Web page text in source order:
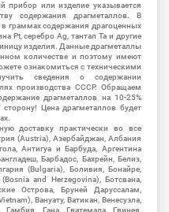
прибор или изделие указывается
содержания драгметаллов. В
граммах содержания драгоценных
Pt, серебро Ag, тантал Ta и другие
изделия. Данные драгметаллы
количестве и поэтому имеют
ознакомиться с техническими
сведения о содержании
производства СССР. Обращаем
драгметаллов на 10-25%
Цена драгметаллов будет
доставку практически во все
(Austria), Азербайджан, Албания
Антигуа и Барбуда, Аргентина
Барбадос, Бахрейн, Белиз,
(Bulgaria), Боливия, Бонайре,
and Herzegovina), Ботсвана,
Острова, Бруней Даруссалам,
Вануату, Ватикан, Венесуэла,
Гана, Гватемала, Гвинея,